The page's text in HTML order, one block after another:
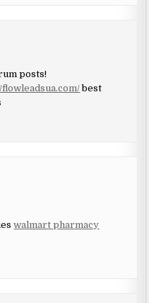
posts!
best
walmart pharmacy